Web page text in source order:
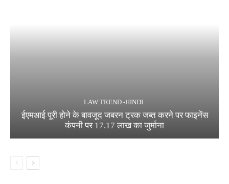
LAW TREND -HINDI
ईएमआई पूरी होने के बावजूद जबरन ट्रक जब्त करने पर फाइनेंस
कंपनी पर 17.17 लाख का जुर्माना